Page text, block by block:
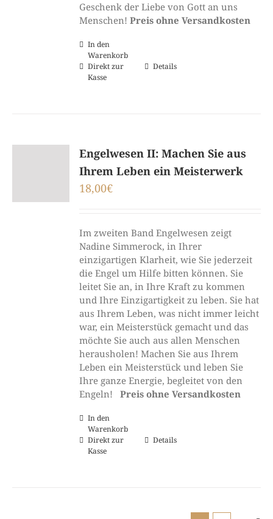
Geschenk der Liebe von Gott an uns
Menschen!Preis ohne Versandkosten
In den
Warenkorb
Direkt zur
Kasse
Details
Engelwesen II: Machen Sie aus
Ihrem Leben ein Meisterwerk
18,00€
Im zweiten Band Engelwesen zeigt
Nadine Simmerock, in Ihrer
einzigartigen Klarheit, wie Sie jederzeit
die Engel um Hilfe bitten können. Sie
leitet Sie an, in Ihre Kraft zu kommen
und Ihre Einzigartigkeit zu leben. Sie hat
aus Ihrem Leben, was nicht immer leicht
war, ein Meisterstück gemacht und das
möchte Sie auch aus allen Menschen
herausholen! Machen Sie aus Ihrem
Leben ein Meisterstück und leben Sie
Ihre ganze Energie, begleitet von den
Engeln!Preis ohne Versandkosten
In den
Warenkorb
Direkt zur
Kasse
Details